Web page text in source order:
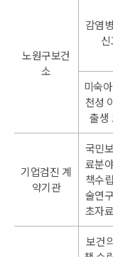
노원구보건
소
감염
미숙
천성
출생
기업검진 계
약기관
국민
료분
책수
술연
초자
보건